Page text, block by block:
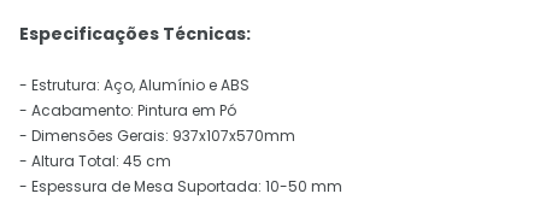
Especificações Técnicas:
- Estrutura: Aço, Alumínio e ABS
- Acabamento: Pintura em Pó
- Dimensões Gerais: 937x107x570mm
- Altura Total: 45 cm
- Espessura de Mesa Suportada: 10-50 mm